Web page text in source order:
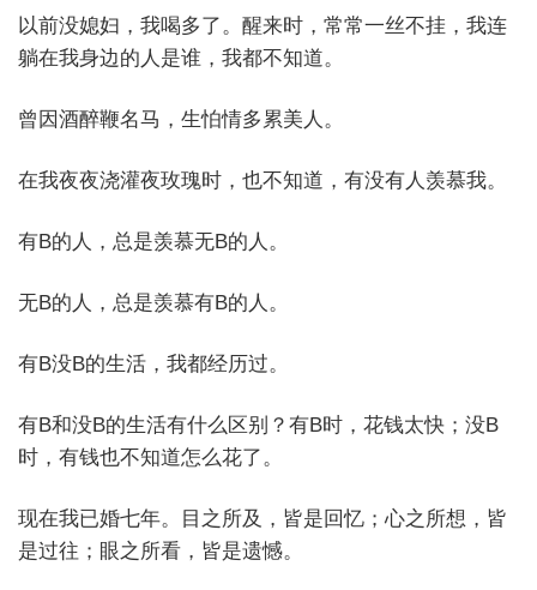
以前没媳妇，我喝多了。醒来时，常常一丝不挂，我连
躺在我身边的人是谁，我都不知道。
曾因酒醉鞭名马，生怕情多累美人。
在我夜夜浇灌夜玫瑰时，也不知道，有没有人羡慕我。
有B的人，总是羡慕无B的人。
无B的人，总是羡慕有B的人。
有B没B的生活，我都经历过。
有B和没B的生活有什么区别？有B时，花钱太快；没B
时，有钱也不知道怎么花了。
现在我已婚七年。目之所及，皆是回忆；心之所想，皆
是过往；眼之所看，皆是遗憾。